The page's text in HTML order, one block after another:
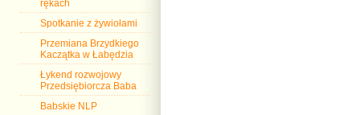
rękach
Spotkanie z żywiołami
Przemiana Brzydkiego
Kaczątka w Łabędzia
Łykend rozwojowy
Przedsiębiorcza Baba
Babskie NLP